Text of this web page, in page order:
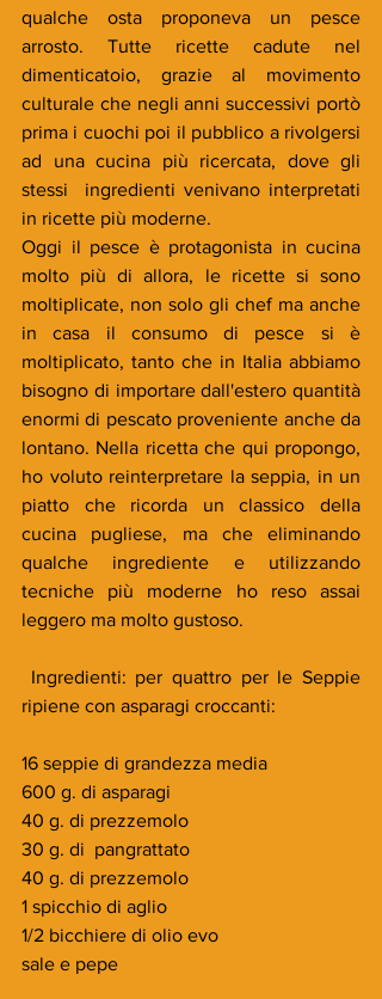
qualche osta proponeva un pesce
arrosto. Tutte ricette cadute nel
dimenticatoio, grazie al movimento
culturale che negli anni successivi portò
prima i cuochi poi il pubblico a rivolgersi
ad una cucina più ricercata, dove gli
stessi  ingredienti venivano interpretati
in ricette più moderne.
Oggi il pesce è protagonista in cucina
molto più di allora, le ricette si sono
moltiplicate, non solo gli chef ma anche
in casa il consumo di pesce si è
moltiplicato, tanto che in Italia abbiamo
bisogno di importare dall'estero quantità
enormi di pescato proveniente anche da
lontano. Nella ricetta che qui propongo,
ho voluto reinterpretare la seppia, in un
piatto che ricorda un classico della
cucina pugliese, ma che eliminando
qualche ingrediente e utilizzando
tecniche più moderne ho reso assai
leggero ma molto gustoso.
Ingredienti: per quattro per le Seppie
ripiene con asparagi croccanti:
16 seppie di grandezza media
600 g. di asparagi
40 g. di prezzemolo
30 g. di  pangrattato
40 g. di prezzemolo
1 spicchio di aglio
1/2 bicchiere di olio evo
sale e pepe